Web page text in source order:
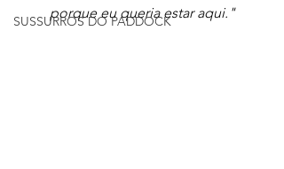
SUSSURROS DO PADDOCK
porque eu queria estar aqui."